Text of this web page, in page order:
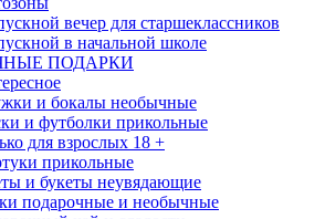
вечер для старшеклассников
в начальной школе
ПОДАРКИ
и бокалы необычные
и футболки прикольные
для взрослых 18 +
прикольные
и букеты неувядающие
подарочные и необычные